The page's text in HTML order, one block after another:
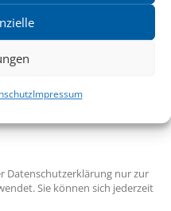
Impressum
Datenschutzerklärung nur zur
Sie können sich jederzeit